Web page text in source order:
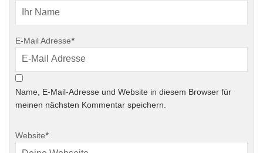
E-Mail Adresse*
Name, E-Mail-Adresse und Website in diesem Browser für
meinen nächsten Kommentar speichern.
Website*